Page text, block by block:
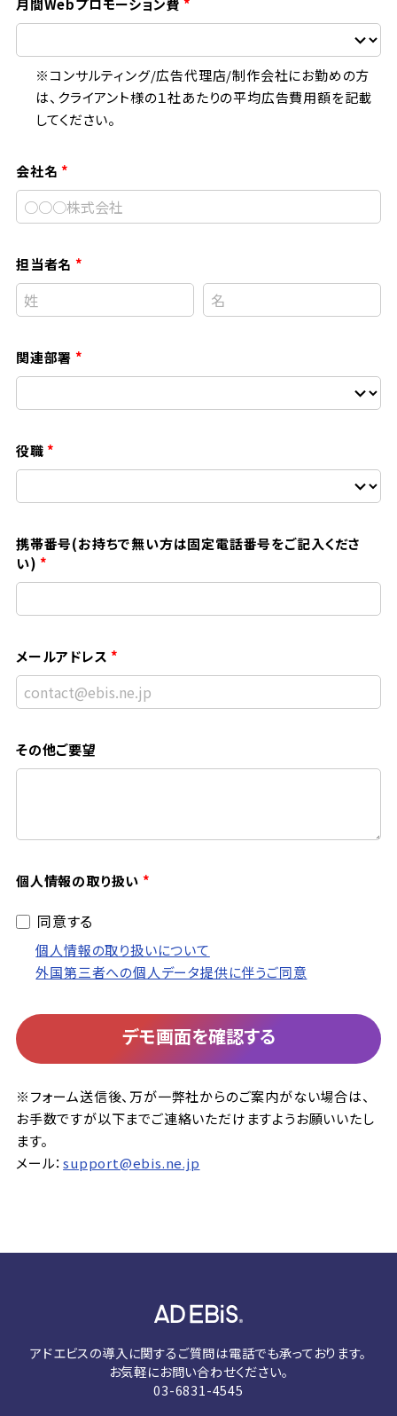
月間Webプロモーション費
※コンサルティング/広告代理店/制作会社にお勤めの方
は、クライアント様の１社あたりの平均広告費用額を記載
してください。
会社名
担当者名
関連部署
役職
携帯番号(お持ちで無い方は固定電話番号をご記入くださ
い)
メールアドレス
その他ご要望
個人情報の取り扱い
同意する
個人情報の取り扱いについて
外国第三者への個人データ提供に伴うご同意
デモ画面を確認する
※フォーム送信後、万が一弊社からのご案内がない場合は、
お手数ですが以下までご連絡いただけますようお願いいたし
ます。
メール：support@ebis.ne.jp
アドエビスの導入に関するご質問は電話でも承っております。
お気軽にお問い合わせください。
03-6831-4545